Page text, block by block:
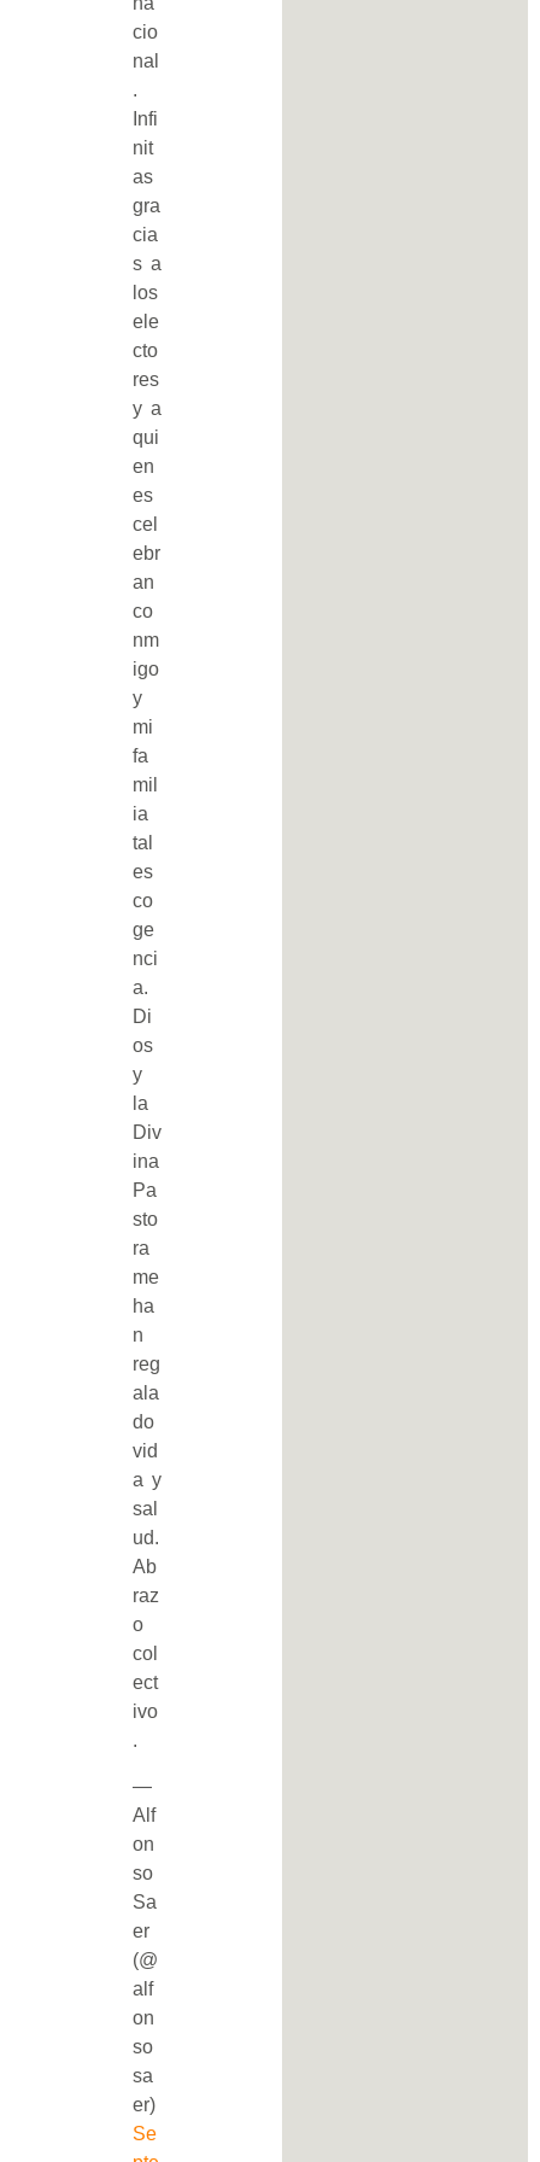
cio
nal
.
Infi
nit
as
gra
cia
s a
los
ele
cto
res
y a
qui
en
es
cel
ebr
an
co
nm
igo
y
mi
fa
mil
ia
tal
es
co
ge
nci
a.
Di
os
y
la
Div
ina
Pa
sto
ra
me
ha
n
reg
ala
do
vid
a y
sal
ud.
Ab
raz
o
col
ect
ivo
.
—
Alf
on
so
Sa
er
(@
alf
on
so
sa
er)
Se